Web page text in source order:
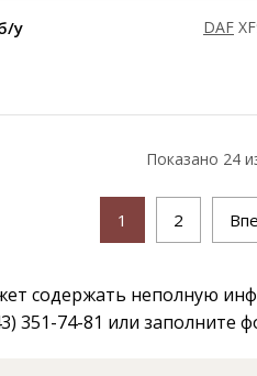
у
DAF
Показано 24
1 2
содержать неполную
351-74-81 или